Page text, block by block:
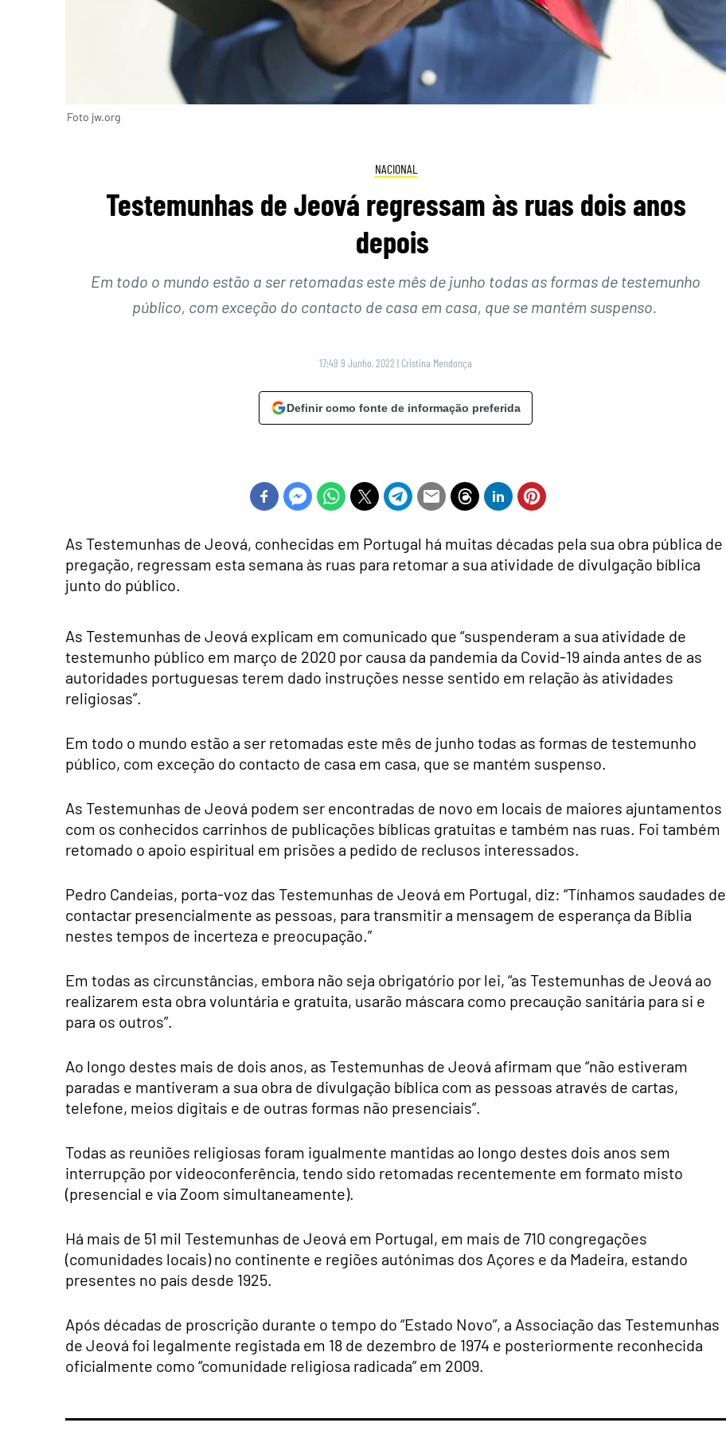
Foto jw.org
NACIONAL
Testemunhas de Jeová regressam às ruas dois anos
depois
Em todo o mundo estão a ser retomadas este mês de junho todas as formas de testemunho
público, com exceção do contacto de casa em casa, que se mantém suspenso.
17:49 9 Junho, 2022 | Cristina Mendonça
Definir como fonte de informação preferida
As Testemunhas de Jeová, conhecidas em Portugal há muitas décadas pela sua obra pública de
pregação, regressam esta semana às ruas para retomar a sua atividade de divulgação bíblica
junto do público.
As Testemunhas de Jeová explicam em comunicado que “suspenderam a sua atividade de
testemunho público em março de 2020 por causa da pandemia da Covid-19 ainda antes de as
autoridades portuguesas terem dado instruções nesse sentido em relação às atividades
religiosas”.
Em todo o mundo estão a ser retomadas este mês de junho todas as formas de testemunho
público, com exceção do contacto de casa em casa, que se mantém suspenso.
As Testemunhas de Jeová podem ser encontradas de novo em locais de maiores ajuntamentos
com os conhecidos carrinhos de publicações bíblicas gratuitas e também nas ruas. Foi também
retomado o apoio espiritual em prisões a pedido de reclusos interessados.
Pedro Candeias, porta-voz das Testemunhas de Jeová em Portugal, diz: “Tínhamos saudades de
contactar presencialmente as pessoas, para transmitir a mensagem de esperança da Bíblia
nestes tempos de incerteza e preocupação.”
Em todas as circunstâncias, embora não seja obrigatório por lei, “as Testemunhas de Jeová ao
realizarem esta obra voluntária e gratuita, usarão máscara como precaução sanitária para si e
para os outros”.
Ao longo destes mais de dois anos, as Testemunhas de Jeová afirmam que “não estiveram
paradas e mantiveram a sua obra de divulgação bíblica com as pessoas através de cartas,
telefone, meios digitais e de outras formas não presenciais”.
Todas as reuniões religiosas foram igualmente mantidas ao longo destes dois anos sem
interrupção por videoconferência, tendo sido retomadas recentemente em formato misto
(presencial e via Zoom simultaneamente).
Há mais de 51 mil Testemunhas de Jeová em Portugal, em mais de 710 congregações
(comunidades locais) no continente e regiões autónimas dos Açores e da Madeira, estando
presentes no país desde 1925.
Após décadas de proscrição durante o tempo do “Estado Novo”, a Associação das Testemunhas
de Jeová foi legalmente registada em 18 de dezembro de 1974 e posteriormente reconhecida
oficialmente como “comunidade religiosa radicada” em 2009.